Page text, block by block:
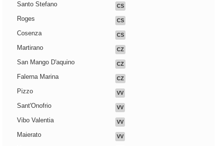
Santo Stefano CS
Roges CS
Cosenza CS
Martirano CZ
San Mango D'aquino CZ
Falerna Marina CZ
Pizzo VV
Sant'Onofrio VV
Vibo Valentia VV
Maierato VV